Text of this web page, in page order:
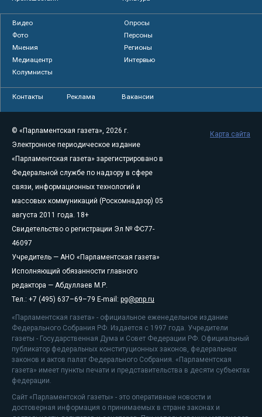
Видео
Опросы
Фото
Персоны
Мнения
Регионы
Медиацентр
Интервью
Колумнисты
Контакты Реклама Вакансии
© «Парламентская газета», 2026 г.
Электронное периодическое издание
«Парламентская газета» зарегистрировано в
Федеральной службе по надзору в сфере
связи, информационных технологий и
массовых коммуникаций (Роскомнадзор) 05
августа 2011 года. 18+
Свидетельство о регистрации Эл № ФС77-
46097
Учредитель — АНО «Парламентская газета»
Исполняющий обязанности главного
редактора — Абдуллаев М.Р.
Тел.: +7 (495) 637–69–79 E-mail: pg@pnp.ru
«Парламентская газета» - официальное еженедельное издание
Федерального Собрания РФ. Издается с 1997 года. Учредители
газеты - Государственная Дума и Совет Федерации РФ. Официальный
публикатор федеральных конституционных законов, федеральных
законов и актов палат Федерального Собрания. «Парламентская
газета» имеет пункты печати и представительства в десяти субъектах
федерации.
Сайт «Парламентской газеты» - это оперативные новости и
достоверная информация о принимаемых в стране законах и
Карта сайта